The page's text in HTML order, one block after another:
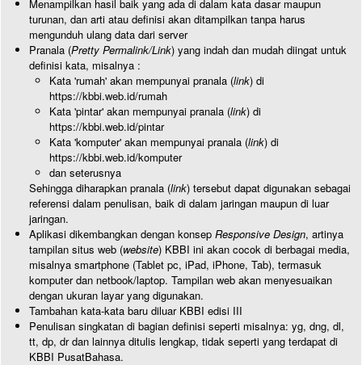
Menampilkan hasil baik yang ada di dalam kata dasar maupun
turunan, dan arti atau definisi akan ditampilkan tanpa harus
mengunduh ulang data dari server
Pranala (Pretty Permalink/Link) yang indah dan mudah diingat untuk
definisi kata, misalnya :
Kata 'rumah' akan mempunyai pranala (link) di
https://kbbi.web.id/rumah
Kata 'pintar' akan mempunyai pranala (link) di
https://kbbi.web.id/pintar
Kata 'komputer' akan mempunyai pranala (link) di
https://kbbi.web.id/komputer
dan seterusnya
Sehingga diharapkan pranala (link) tersebut dapat digunakan sebagai
referensi dalam penulisan, baik di dalam jaringan maupun di luar
jaringan.
Aplikasi dikembangkan dengan konsep Responsive Design, artinya
tampilan situs web (website) KBBI ini akan cocok di berbagai media,
misalnya smartphone (Tablet pc, iPad, iPhone, Tab), termasuk
komputer dan netbook/laptop. Tampilan web akan menyesuaikan
dengan ukuran layar yang digunakan.
Tambahan kata-kata baru diluar KBBI edisi III
Penulisan singkatan di bagian definisi seperti misalnya: yg, dng, dl,
tt, dp, dr dan lainnya ditulis lengkap, tidak seperti yang terdapat di
KBBI PusatBahasa.